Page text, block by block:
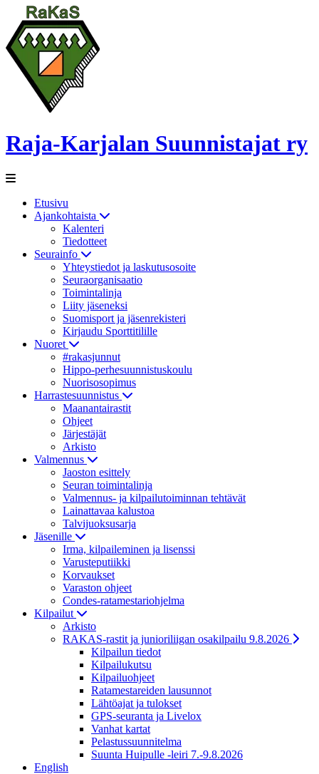
Raja-Karjalan Suunnistajat ry
Etusivu
Ajankohtaista
Kalenteri
Tiedotteet
Seurainfo
Yhteystiedot ja laskutusosoite
Seuraorganisaatio
Toimintalinja
Liity jäseneksi
Suomisport ja jäsenrekisteri
Kirjaudu Sporttitilille
Nuoret
#rakasjunnut
Hippo-perhesuunnistuskoulu
Nuorisosopimus
Harrastesuunnistus
Maanantairastit
Ohjeet
Järjestäjät
Arkisto
Valmennus
Jaoston esittely
Seuran toimintalinja
Valmennus- ja kilpailutoiminnan tehtävät
Lainattavaa kalustoa
Talvijuoksusarja
Jäsenille
Irma, kilpaileminen ja lisenssi
Varusteputiikki
Korvaukset
Varaston ohjeet
Condes-ratamestariohjelma
Kilpailut
Arkisto
RAKAS-rastit ja junioriliigan osakilpailu 9.8.2026
Kilpailun tiedot
Kilpailukutsu
Kilpailuohjeet
Ratamestareiden lausunnot
Lähtöajat ja tulokset
GPS-seuranta ja Livelox
Vanhat kartat
Pelastussuunnitelma
Suunta Huipulle -leiri 7.-9.8.2026
English